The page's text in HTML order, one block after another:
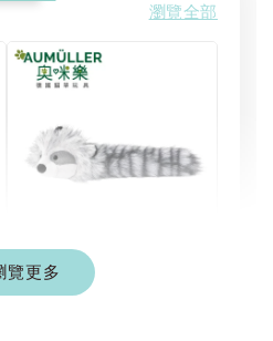
瀏覽全部
德國 Aumüller 奧咪樂
覽更多